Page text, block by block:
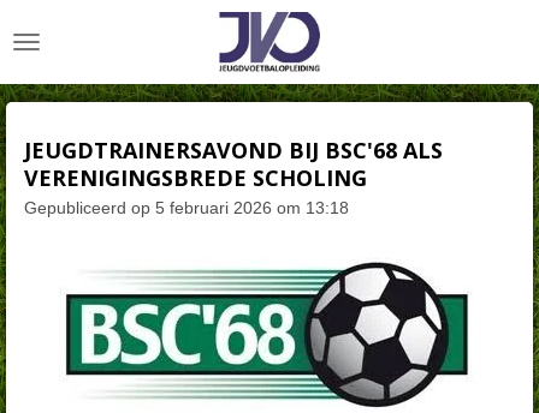
direct
de
JEUGDTRAINERSAVOND BIJ BSC'68 ALS
VERENIGINGSBREDE SCHOLING
Gepubliceerd op 5 februari 2026 om 13:18